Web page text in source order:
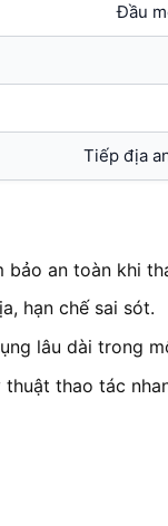
Đầu
Tiếp địa
bảo an toàn khi
hạn chế sai sót.
lâu dài trong
thao tác